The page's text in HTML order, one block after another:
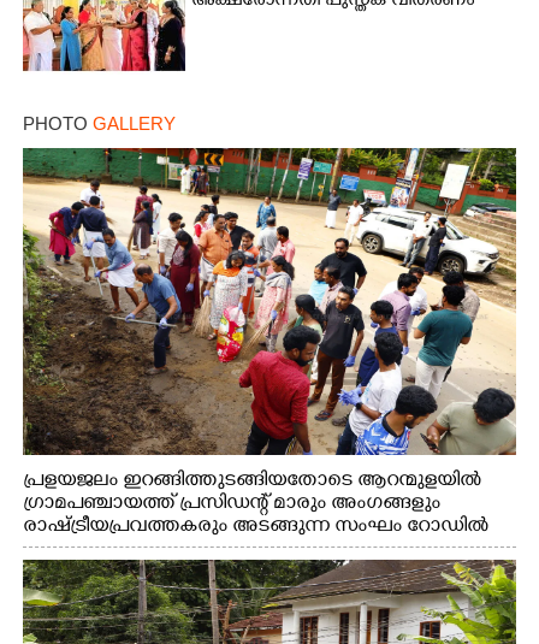
PHOTO GALLERY
പ്രളയജലം ഇറങ്ങിത്തുടങ്ങിയതോടെ ആറന്മുളയിൽ
ഗ്രാമപഞ്ചായത്ത് പ്രസിഡന്റ് മാരും അംഗങ്ങളും
രാഷ്ട്രീയപ്രവത്തകരും അടങ്ങുന്ന സംഘം റോഡിൽ
അടിഞ്ഞ് കൂടിയ ചെളിയും മണ്ണും മറ്റ് മാലിന്യങ്ങളും
നീക്കം ചെയ്യുന്നു.